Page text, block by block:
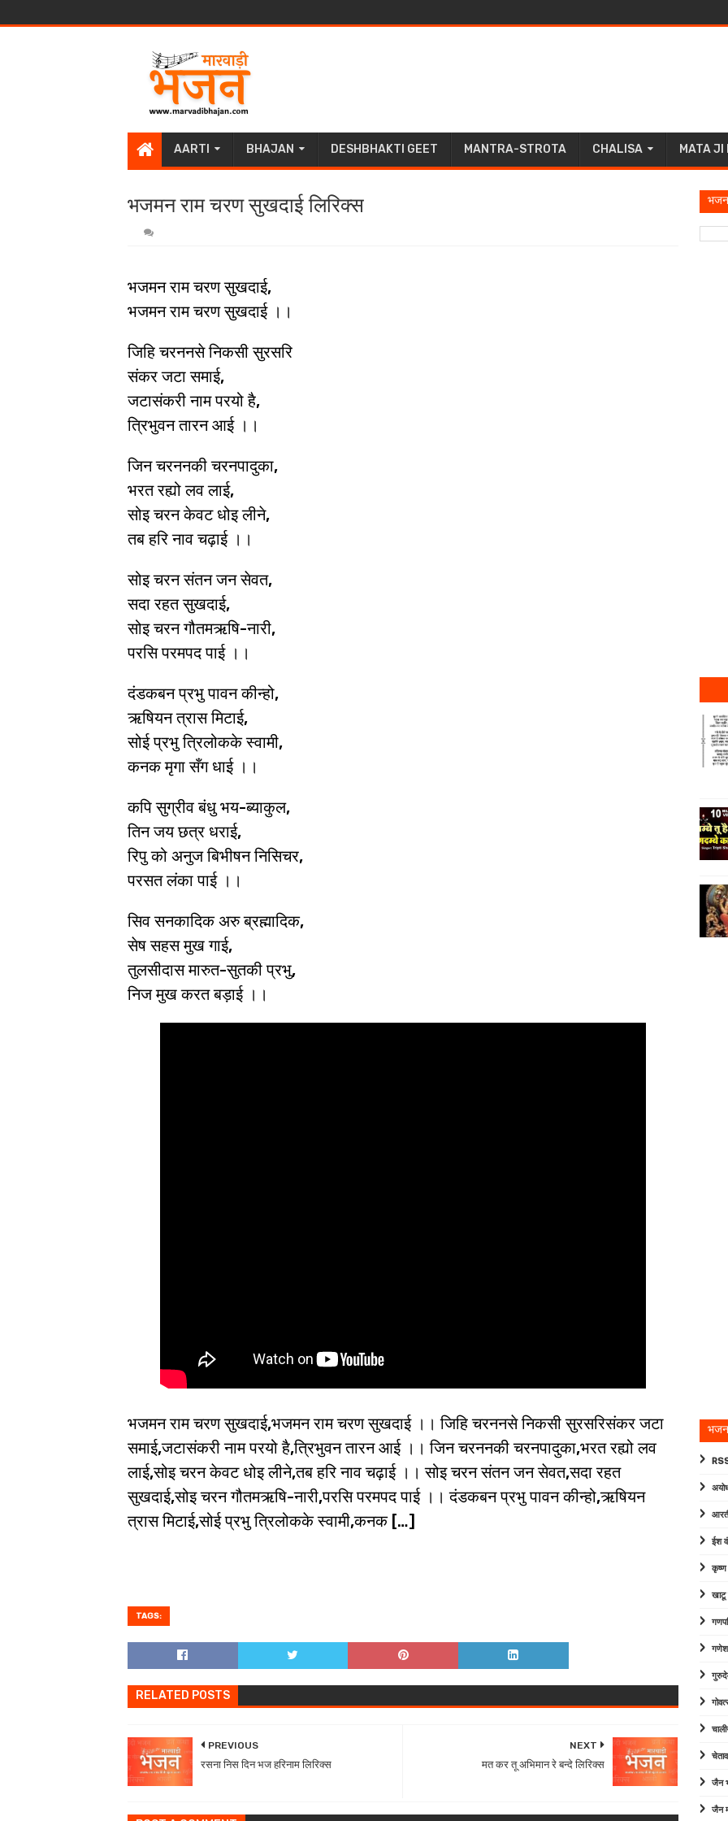
AARTI BHAJAN DESHBHAKTI GEET MANTRA-STROTA CHALISA MATA JI
भजमन राम चरण सुखदाई लिरिक्स
भजमन राम चरण सुखदाई,
भजमन राम चरण सुखदाई ।।
जिहि चरननसे निकसी सुरसरि
संकर जटा समाई,
जटासंकरी नाम परयो है,
त्रिभुवन तारन आई ।।
जिन चरननकी चरनपादुका,
भरत रह्यो लव लाई,
सोइ चरन केवट धोइ लीने,
तब हरि नाव चढ़ाई ।।
सोइ चरन संतन जन सेवत,
सदा रहत सुखदाई,
सोइ चरन गौतमऋषि-नारी,
परसि परमपद पाई ।।
दंडकबन प्रभु पावन कीन्हो,
ऋषियन त्रास मिटाई,
सोई प्रभु त्रिलोकके स्वामी,
कनक मृगा सँग धाई ।।
कपि सुग्रीव बंधु भय-ब्याकुल,
तिन जय छत्र धराई,
रिपु को अनुज बिभीषन निसिचर,
परसत लंका पाई ।।
सिव सनकादिक अरु ब्रह्मादिक,
सेष सहस मुख गाई,
तुलसीदास मारुत-सुतकी प्रभु,
निज मुख करत बड़ाई ।।
भजमन राम चरण सुखदाई,भजमन राम चरण सुखदाई ।। जिहि चरननसे निकसी सुरसरिसंकर जटा
समाई,जटासंकरी नाम परयो है,त्रिभुवन तारन आई ।। जिन चरननकी चरनपादुका,भरत रह्यो लव
लाई,सोइ चरन केवट धोइ लीने,तब हरि नाव चढ़ाई ।। सोइ चरन संतन जन सेवत,सदा रहत
सुखदाई,सोइ चरन गौतमऋषि-नारी,परसि परमपद पाई ।। दंडकबन प्रभु पावन कीन्हो,ऋषियन
त्रास मिटाई,सोई प्रभु त्रिलोकके स्वामी,कनक […]
TAGS:
RELATED POSTS
NEXT
मत कर तू अभिमान रे बन्दे लिरिक्स
PREVIOUS
रसना निस दिन भज हरिनाम लिरिक्स
ईश
खाटू
जैन
जैन